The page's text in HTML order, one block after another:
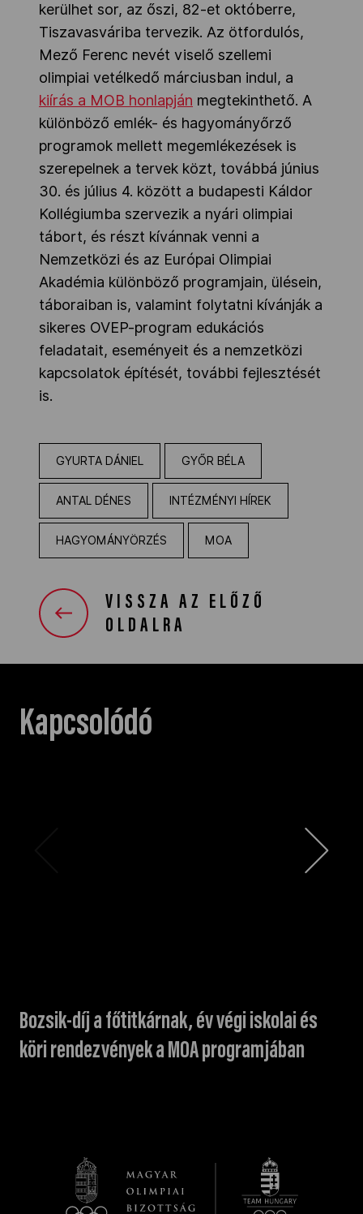
kerülhet sor, az őszi, 82-et októberre,
Tiszavasváriba tervezik. Az ötfordulós,
Mező Ferenc nevét viselő szellemi
olimpiai vetélkedő márciusban indul, a
kiírás a MOB honlapján megtekinthető. A
különböző emlék- és hagyományőrző
programok mellett megemlékezések is
szerepelnek a tervek közt, továbbá június
30. és július 4. között a budapesti Káldor
Kollégiumba szervezik a nyári olimpiai
tábort, és részt kívánnak venni a
Nemzetközi és az Európai Olimpiai
Akadémia különböző programjain, ülésein,
táboraiban is, valamint folytatni kívánják a
sikeres OVEP-program edukációs
feladatait, eseményeit és a nemzetközi
kapcsolatok építését, további fejlesztését
is.
GYURTA DÁNIEL GYŐR BÉLA
ANTAL DÉNES INTÉZMÉNYI HÍREK
HAGYOMÁNYÖRZÉS MOA
VISSZA AZ ELŐZŐ
OLDALRA
Kapcsolódó
Bozsik-díj a főtitkárnak, év végi iskolai és
köri rendezvények a MOA programjában